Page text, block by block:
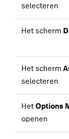
selecteren
Het scherm
Het scherm
selecteren
Het Options
openen